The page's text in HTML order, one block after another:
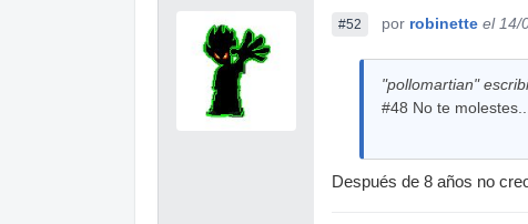
#52 por robinette el 14/
"pollomartian"
#48 No te molestes...
Después de 8 años no